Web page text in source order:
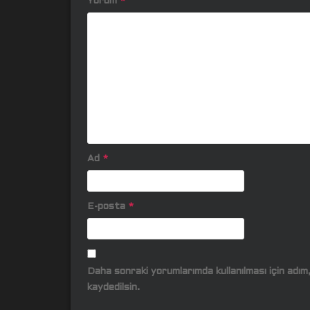
Ad *
E-posta *
Daha sonraki yorumlarımda kullanılması için
kaydedilsin.